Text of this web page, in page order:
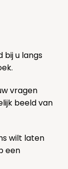
bij u langs
vragen
beeld van
wilt laten
een